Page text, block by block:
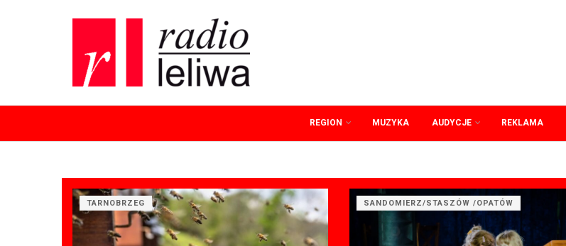
REGION MUZYKA AUDYCJE REKLAMA
TARNOBRZEG SANDOMIERZ/STASZÓW /OPATÓW